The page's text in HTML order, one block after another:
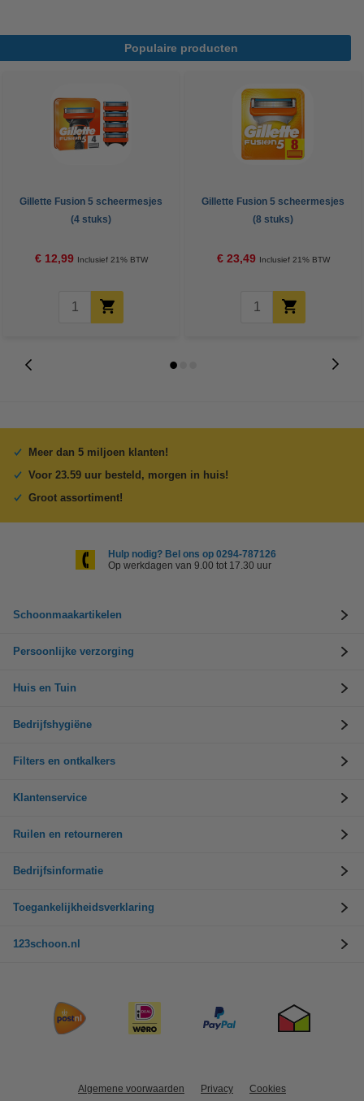
Populaire producten
Gillette Fusion 5 scheermesjes
(4 stuks)
€ 12,99 Inclusief 21% BTW
Gillette Fusion 5 scheermesjes
(8 stuks)
€ 23,49 Inclusief 21% BTW
Meer dan 5 miljoen klanten!
Voor 23.59 uur besteld, morgen in huis!
Groot assortiment!
Hulp nodig? Bel ons op 0294-787126
Op werkdagen van 9.00 tot 17.30 uur
Schoonmaakartikelen
Persoonlijke verzorging
Huis en Tuin
Bedrijfshygiëne
Filters en ontkalkers
Klantenservice
Ruilen en retourneren
Bedrijfsinformatie
Toegankelijkheidsverklaring
123schoon.nl
Algemene voorwaarden Privacy Cookies